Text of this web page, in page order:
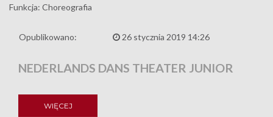
Funkcja: Choreografia
Opublikowano: 26 stycznia 2019 14:26
NEDERLANDS DANS THEATER JUNIOR
WIĘCEJ